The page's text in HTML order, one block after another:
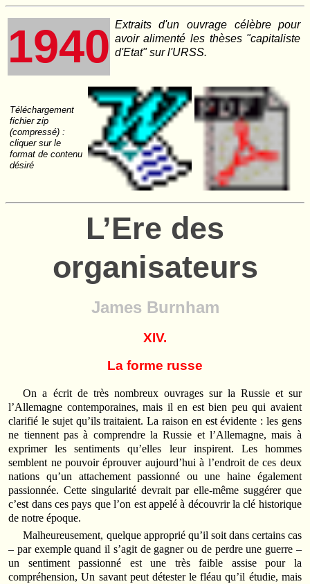
1940 Extraits d'un ouvrage célèbre pour
avoir alimenté les thèses "capitaliste
d'Etat" sur l'URSS.
Téléchargement
fichier zip
(compressé) :
cliquer sur le
format de contenu
désiré
L’Ere des
organisateurs
James Burnham
XIV.
La forme russe
On a écrit de très nombreux ouvrages sur la Russie et sur
l’Allemagne contemporaines, mais il en est bien peu qui avaient
clarifié le sujet qu’ils traitaient. La raison en est évidente : les gens
ne tiennent pas à comprendre la Russie et l’Allemagne, mais à
exprimer les sentiments qu’elles leur inspirent. Les hommes
semblent ne pouvoir éprouver aujourd’hui à l’endroit de ces deux
nations qu’un attachement passionné ou une haine également
passionnée. Cette singularité devrait par elle-même suggérer que
c’est dans ces pays que l’on est appelé à découvrir la clé historique
de notre époque.
Malheureusement, quelque approprié qu’il soit dans certains cas
– par exemple quand il s’agit de gagner ou de perdre une guerre –
un sentiment passionné est une très faible assise pour la
compréhension, Un savant peut détester le fléau qu’il étudie, mais